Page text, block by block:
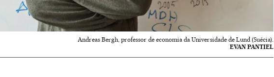
Andreas Bergh, professor de economia da Universidade de Lund (Suécia).
EVAN PANTIEL